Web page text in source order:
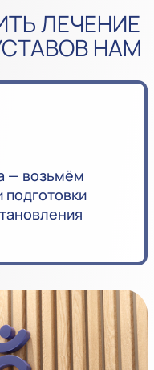
ЛЕЧЕНИЕ
НАМ
— возьмём
подготовки